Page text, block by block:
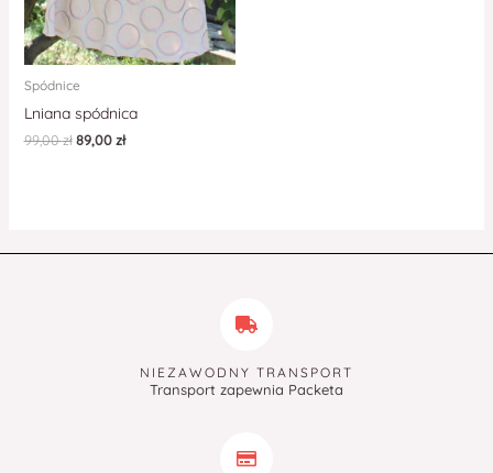
Spódnice
Lniana spódnica
99,00zł 89,00zł
NIEZAWODNY TRANSPORT
Transport zapewnia Packeta